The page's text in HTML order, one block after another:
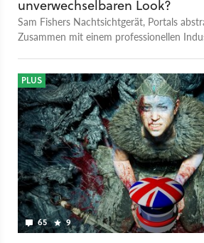
Warum das viele Servicespiele heute noch
uns ein Rätsel. Alle Folgen im Überblick:
in Spielen mehr Geschirr spülen!« Folge 2:
Cheater aller Zeiten!« Folge 3: »Das
Geschwindigkeit spielen!« Schreibt es
unverwechselbaren Look?
Sam Fishers Nachtsichtgerät, Portals
Zusammen mit einem professionellen
65 9
PLUS